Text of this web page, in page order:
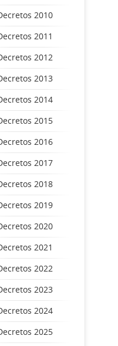
2010
2011
2012
2013
2014
2015
2016
2017
2018
2019
2020
2021
2022
2023
2024
2025